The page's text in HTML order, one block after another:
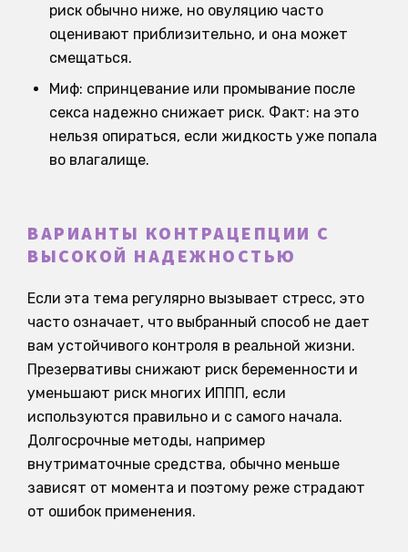
риск обычно ниже, но овуляцию часто
оценивают приблизительно, и она может
смещаться.
Миф: спринцевание или промывание после
секса надежно снижает риск. Факт: на это
нельзя опираться, если жидкость уже попала
во влагалище.
ВАРИАНТЫ КОНТРАЦЕПЦИИ С
ВЫСОКОЙ НАДЕЖНОСТЬЮ
Если эта тема регулярно вызывает стресс, это
часто означает, что выбранный способ не дает
вам устойчивого контроля в реальной жизни.
Презервативы снижают риск беременности и
уменьшают риск многих ИППП, если
используются правильно и с самого начала.
Долгосрочные методы, например
внутриматочные средства, обычно меньше
зависят от момента и поэтому реже страдают
от ошибок применения.